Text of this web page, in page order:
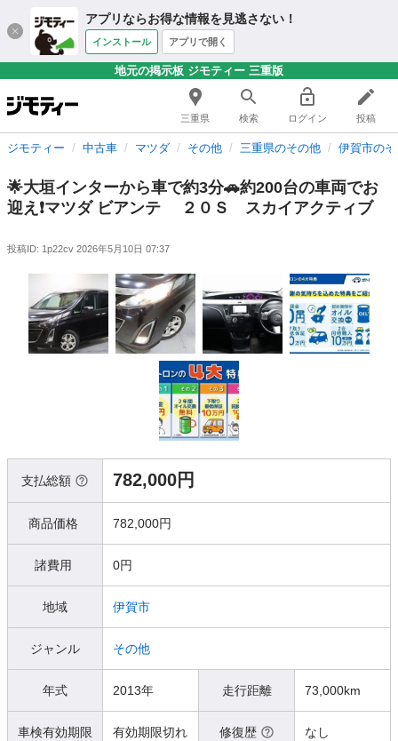
アプリならお得な情報を見逃さない！
インストール アプリで開く
地元の掲示板 ジモティー 三重版
三重県 検索 ログイン 投稿
ジモティー 中古車 マツダ その他 三重県のその他 伊賀市の
🌟大垣インターから車で約3分🚗約200台の車両でお
迎え❗マツダ ビアンテ ２０Ｓ スカイアクティブ
投稿ID: 1p22cv 2026年5月10日 07:37
支払総額 782,000円
商品価格 782,000円
諸費用 0円
地域 伊賀市
ジャンル その他
年式 2013年 走行距離 73,000km
車検有効期限 有効期限切れ 修復歴 なし